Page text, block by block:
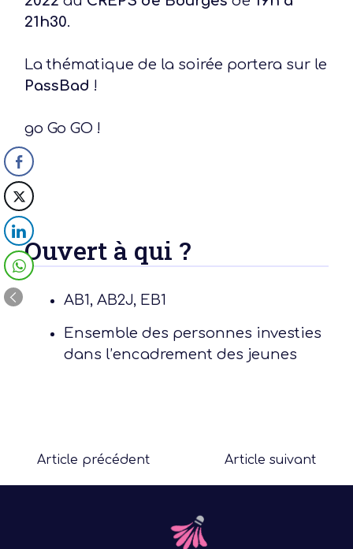
21h30.
La thématique de la soirée portera sur le
PassBad !
go Go GO !
Ouvert à qui ?
AB1, AB2J, EB1
Ensemble des personnes investies
dans l’encadrement des jeunes
Article précédent Article suivant